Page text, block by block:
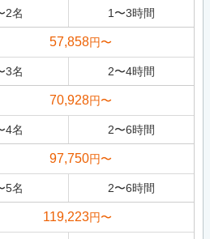
2名 1〜3時間
57,858円〜
3名 2〜4時間
70,928円〜
4名 2〜6時間
97,750円〜
5名 2〜6時間
119,223円〜